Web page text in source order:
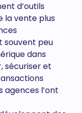
d’outils
la vente plus
souvent peu
dans
sécuriser et
agences l’ont